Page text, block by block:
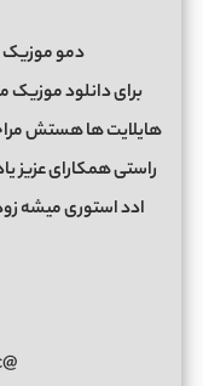
دمو موزیک
برای دانلود موزیک
هایلایت ها هستش
راستی همکارای
ادد استوری میشه
@mehdihasani_music